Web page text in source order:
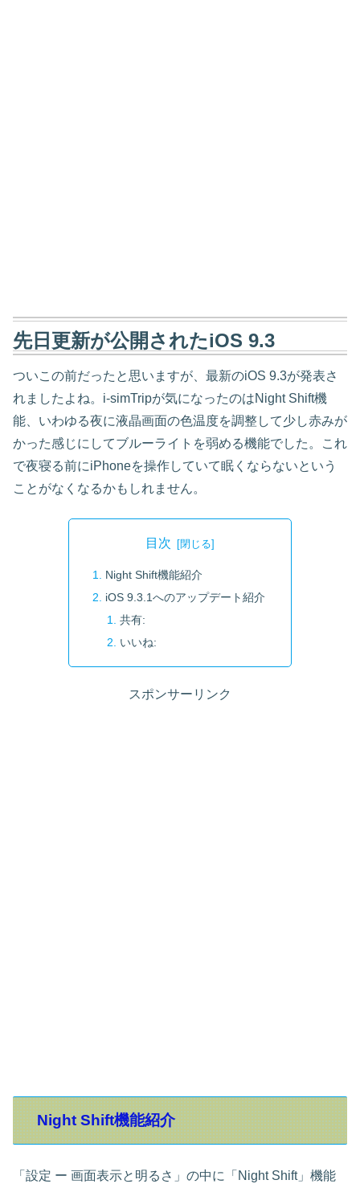
先日更新が公開されたiOS 9.3
ついこの前だったと思いますが、最新のiOS 9.3が発表さ
れましたよね。i-simTripが気になったのはNight Shift機
能、いわゆる夜に液晶画面の色温度を調整して少し赤みが
かった感じにしてブルーライトを弱める機能でした。これ
で夜寝る前にiPhoneを操作していて眠くならないという
ことがなくなるかもしれません。
目次
Night Shift機能紹介
iOS 9.3.1へのアップデート紹介
共有:
いいね:
スポンサーリンク
Night Shift機能紹介
「設定 ー 画面表示と明るさ」の中に「Night Shift」機能